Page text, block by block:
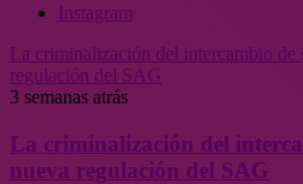
Instagram
La criminalización del intercambio de
regulación del SAG
3 semanas atrás
La criminalización del
nueva regulación del SAG